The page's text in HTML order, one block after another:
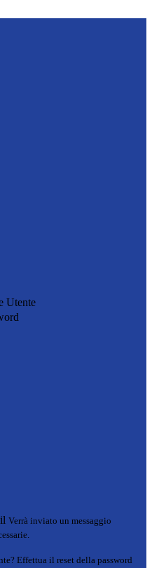
Utente
Verrà inviato un messaggio
Effettua il reset della password